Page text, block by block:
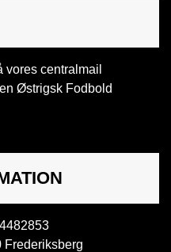
centralmail
Østrigsk Fodbold
Frederiksberg